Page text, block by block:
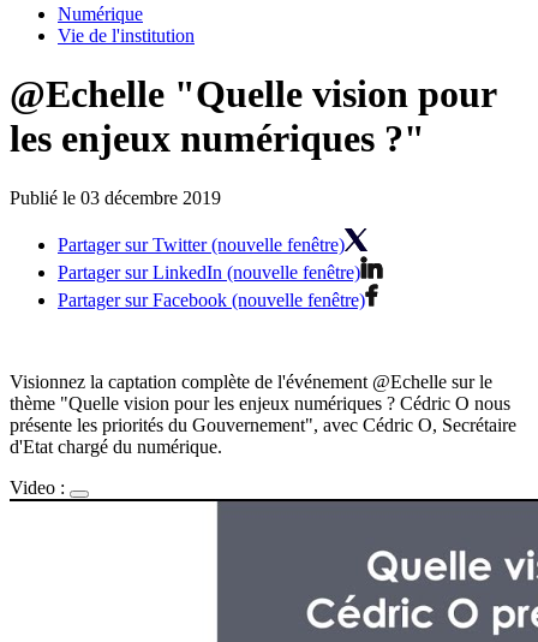
Numérique
Vie de l'institution
@Echelle "Quelle vision pour
les enjeux numériques ?"
Publié le 03 décembre 2019
Partager sur Twitter (nouvelle fenêtre)
Partager sur LinkedIn (nouvelle fenêtre)
Partager sur Facebook (nouvelle fenêtre)
Visionnez la captation complète de l'événement @Echelle sur le
thème "Quelle vision pour les enjeux numériques ? Cédric O nous
présente les priorités du Gouvernement", avec Cédric O, Secrétaire
d'Etat chargé du numérique.
Video :